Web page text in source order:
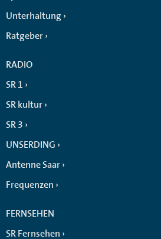
Unterhaltung
Ratgeber
RADIO
SR 1
SR kultur
SR 3
UNSERDING
Antenne Saar
Frequenzen
FERNSEHEN
SR Fernsehen